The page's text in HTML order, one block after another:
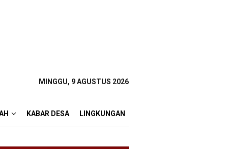
MINGGU, 9 AGUSTUS 2026
KABAR DESA LINGKUNGAN